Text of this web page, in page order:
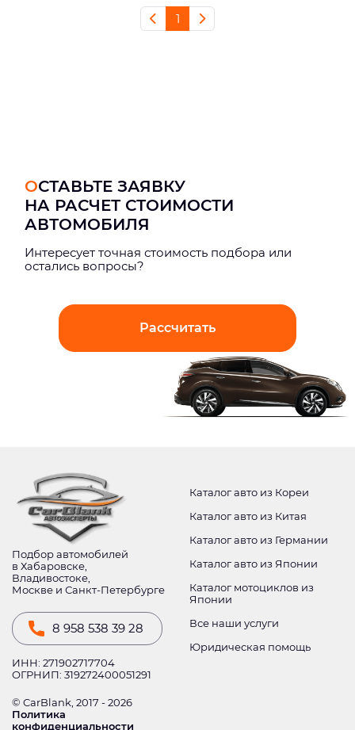
1
ОСТАВЬТЕ ЗАЯВКУ
НА РАСЧЕТ СТОИМОСТИ
АВТОМОБИЛЯ
Интерeсует точная стоимость подбора или
остались вопросы?
Рассчитать
Подбор автомобилей
в Хабаровске,
Владивостоке,
Москве и Санкт-Петербурге
8 958 538 39 28
ИНН: 271902717704
ОГРНИП: 319272400051291
© CarBlank, 2017 - 2026
Политика
конфиденциальности
Каталог авто из Кореи
Каталог авто из Китая
Каталог авто из Германии
Каталог авто из Японии
Каталог мотоциклов из
Японии
Все наши услуги
Юридическая помощь